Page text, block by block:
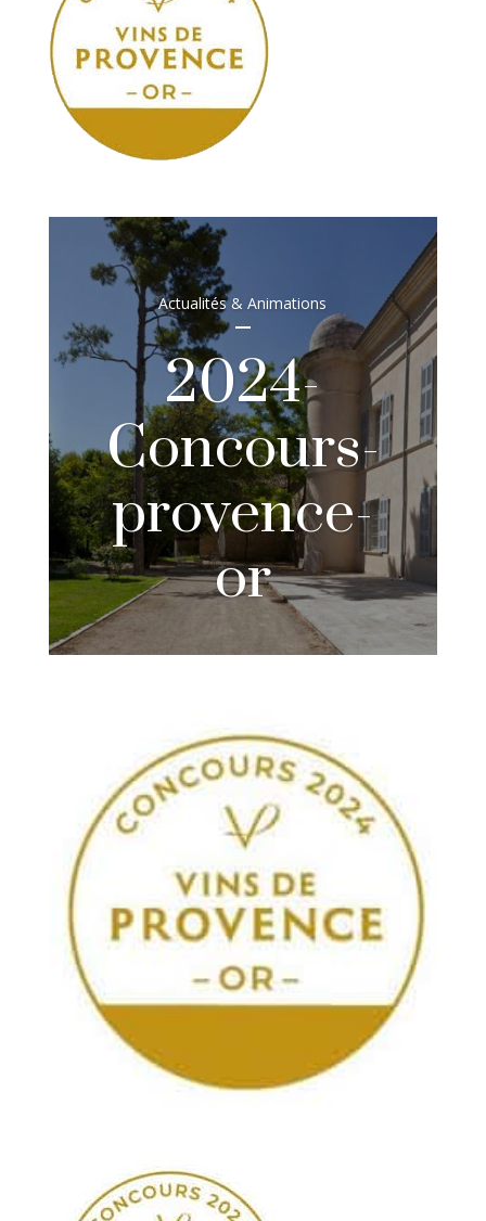
Actualités & Animations
2024-
Concours-
provence-
or